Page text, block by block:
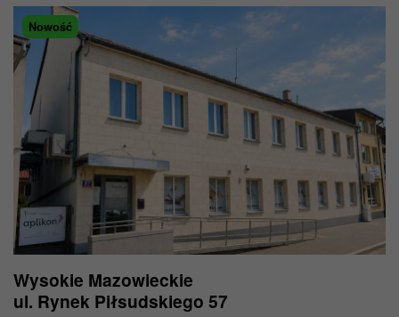
Nowość
Wysokie Mazowieckie
ul. Rynek Piłsudskiego 57